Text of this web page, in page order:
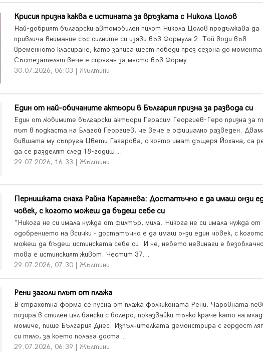
Крисия призна каква е истината за връзката с Никола Цолов
Най-добрият български автомобилен пилот Никола Цолов продължава да
привлича внимание със силните си изяви във Формула 2. Той води във
временното класиране, като записа шест победи през сезона до момента.
Състезателят вече е спряган за място във Форму...
30.07.2026, 06:03 | Жълтини
Един от най-обичаните актьори в България призна за развода си
Един от любимите български актьори Герасим Георгиев-Геро призна за
път в подкаста на Благой Георгиев, че вече е официално разведен.
бившата му съпруга Цвети Гагарова, с която имат дъщеря Йохана, са
да се разделят след 18-годиш...
29.07.2026, 16:33 | Жълтини
Пернишката снаха Райна Караянева: Достатъчно е да имаш онзи
човек, с когото можеш да бъдеш себе си
"Никога не си имала нужда от филтър, мила. Никога не си имала нужда от
одобрението на всички – достатъчно е да имаш онзи един човек, с когото
можеш да бъдеш истинската себе си. И не, небето невинаги е
това е истинският живот. Честит 37...
29.07.2026, 07:30 | Жълтини
Рени заголи плът от плажа
B страхотна форма ce пусна от плажа фолкиконата Рени. Чаровната
позира в стилен цял бански с болеро, показвайки тънко краче като на
момиче, пише България Днес. Изпълнителката демонстрира с гордост
си тяло, за което полага доста...
29.07.2026, 06:39 | Жълтини